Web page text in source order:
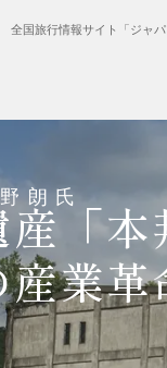
全国旅行情報サイト「ジャ
朗 氏
産「
業
海道に観
」～（北